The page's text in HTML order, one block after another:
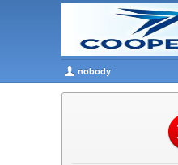
nobody